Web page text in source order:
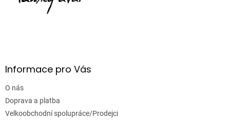
Informace pro Vás
O nás
Doprava a platba
Velkoobchodní spolupráce/Prodejci